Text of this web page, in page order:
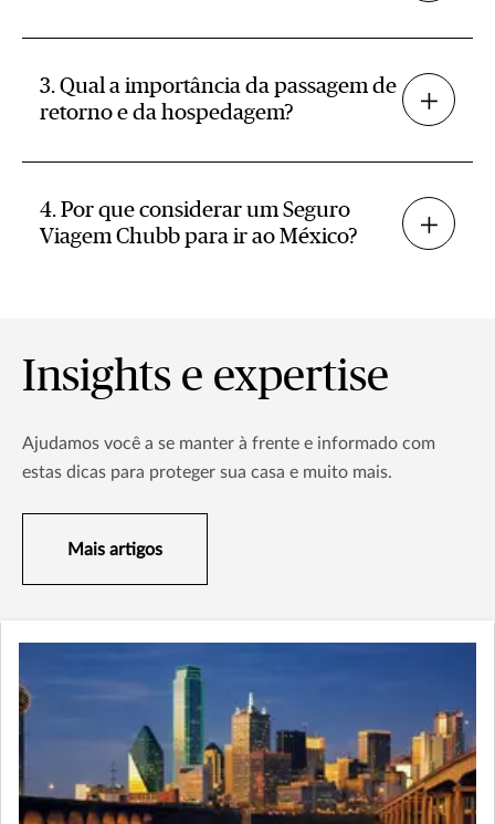
3. Qual a importância da passagem de
retorno e da hospedagem?
4. Por que considerar um Seguro
Viagem Chubb para ir ao México?
Insights e expertise
Ajudamos você a se manter à frente e informado com
estas dicas para proteger sua casa e muito mais.
Mais artigos